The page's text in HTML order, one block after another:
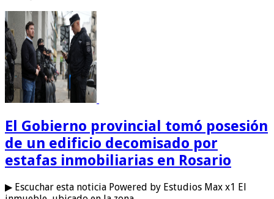
El Gobierno provincial tomó posesión
de un edificio decomisado por
estafas inmobiliarias en Rosario
▶ Escuchar esta noticia Powered by Estudios Max x1 El